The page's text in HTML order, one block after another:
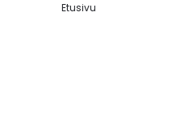
Etusivu‎